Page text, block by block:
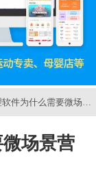
件为什么需要微场景
场景营